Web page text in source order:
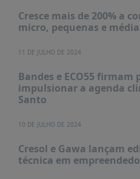
PRÊMIO
ABDE
JORNALISMO
SABER
+
Cresce mais de 200% a
micro, pequenas e
11 DE JULHO DE 2024
Bandes e ECO55 firmam
impulsionar a agenda
Santo
10 DE JULHO DE 2024
Cresol e Gawa lançam
técnica em